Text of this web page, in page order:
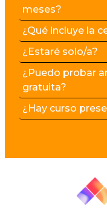
meses?
¿Qué incluye la
¿Estaré solo/a?
¿Puedo probar
gratuita?
¿Hay curso